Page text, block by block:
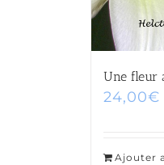
Une fleur
24,00€
Ajouter